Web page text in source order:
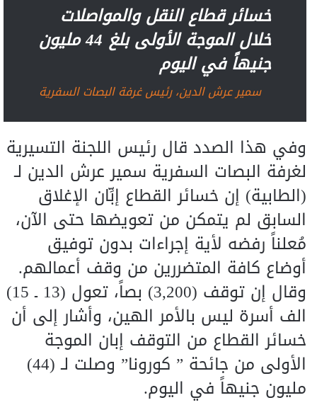
خسائر قطاع النقل والمواصلات
خلال الموجة الأولى بلغ 44 مليون
جنيهاً في اليوم
سمير عرش الدين، رئيس غرفة البصات السفرية
وفي هذا الصدد قال رئيس اللجنة التسيرية
لغرفة البصات السفرية سمير عرش الدين لـ
(الطابية) إن خسائر القطاع إبِّان الإغلاق
السابق لم يتمكن من تعويضها حتى الآن،
مُعلناً رفضه لأية إجراءات بدون توفيق
أوضاع كافة المتضررين من وقف أعمالهم.
وقال إن توقف (3,200) بصاً، تعول (13 ـ 15)
الف أسرة ليس بالأمر الهين، وأشار إلى أن
خسائر القطاع من التوقف إبان الموجة
الأولى من جائحة ” كورونا” وصلت لـ (44)
مليون جنيهاً في اليوم.